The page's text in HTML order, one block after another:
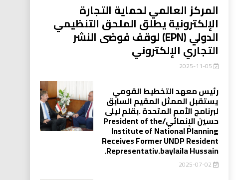
المركز العالمي لحماية التجارة
الإلكترونية يطلق الملحق التنظيمي
الدولي (EPN) لوقف فوضى النشر
التجاري الإلكتروني
رئيس معهد التخطيط القومي
يستقبل الممثل المقيم السابق
لبرنامج الأمم المتحدة .بقلم ليلى
حسين الإنمائي/President of the
Institute of National Planning
Receives Former UNDP Resident
.Representativ.baylaila Hussain
2025-07-02